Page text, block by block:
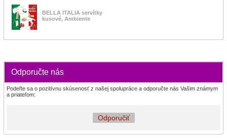
BELLA ITALIA servítky
kusové, Ambiente
Odporučte nás
Podeľte sa o pozitívnu skúsenosť z našej spolupráce a odporučte nás Vašim známym
a priateľom:
Odporučiť